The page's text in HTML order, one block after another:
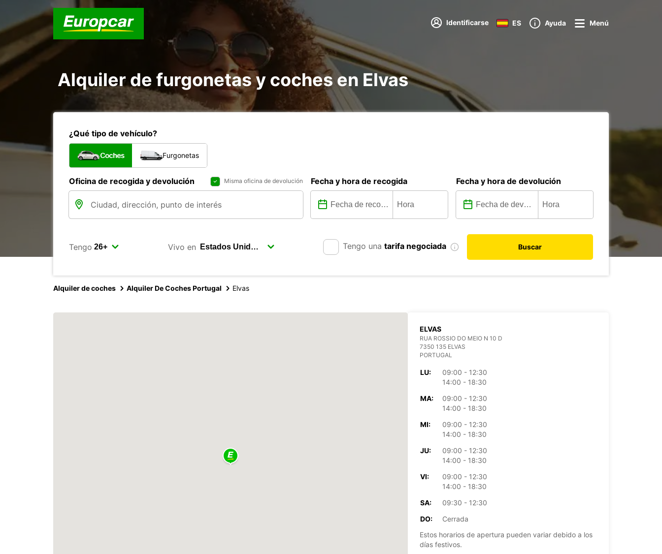
Identificarse ES Ayuda Menú
Alquiler de furgonetas y coches en Elvas
¿Qué tipo de vehículo?
Coches Furgonetas
Oficina de recogida y devolución Misma oficina de devolución Fecha y hora de recogida Fecha y hora de devolución
Tengo Vivo en Tengo una tarifa negociada Buscar
Alquiler de coches Alquiler De Coches Portugal Elvas
ELVAS
RUA ROSSIO DO MEIO N 10 D
7350 135 ELVAS
PORTUGAL
LU:
09:00 - 12:30
14:00 - 18:30
MA:
09:00 - 12:30
14:00 - 18:30
MI:
09:00 - 12:30
14:00 - 18:30
JU:
09:00 - 12:30
14:00 - 18:30
VI:
09:00 - 12:30
14:00 - 18:30
SA:
09:30 - 12:30
DO:
Cerrada
Estos horarios de apertura pueden variar debido a los
días festivos.